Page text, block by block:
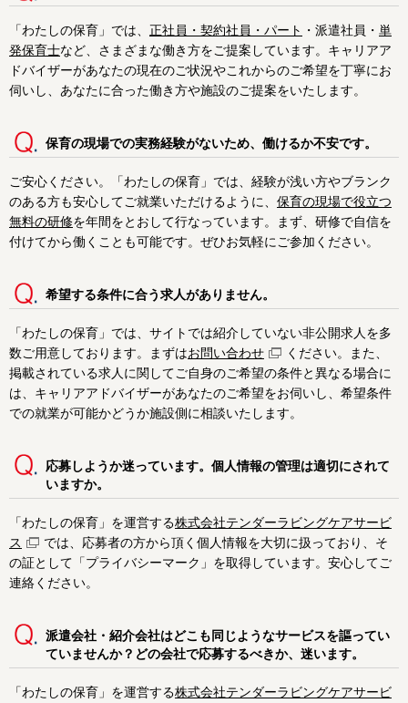
「わたしの保育」では、 正社員・契約社員・パート ・派遣社員・ 単
発保育士など、さまざまな働き方をご提案しています。キャリアア
ドバイザーがあなたの現在のご状況やこれからのご希望を丁寧にお
伺いし、あなたに合った働き方や施設のご提案をいたします。
保育の現場での実務経験がないため、働けるか不安です。
ご安心ください。「わたしの保育」では、経験が浅い方やブランク
のある方も安心してご就業いただけるように、 保育の現場で役立つ
無料の研修を年間をとおして行なっています。まず、研修で自信を
付けてから働くことも可能です。ぜひお気軽にご参加ください。
希望する条件に合う求人がありません。
「わたしの保育」では、サイトでは紹介していない非公開求人を多
数ご用意しております。まずはお問い合わせ
ください。また、
掲載されている求人に関してご自身のご希望の条件と異なる場合に
は、キャリアアドバイザーがあなたのご希望をお伺いし、希望条件
での就業が可能かどうか施設側に相談いたします。
応募しようか迷っています。個人情報の管理は適切にされて
いますか。
「わたしの保育」を運営する株式会社テンダーラビングケアサービ
ス
では、応募者の方から頂く個人情報を大切に扱っており、そ
の証として「プライバシーマーク」を取得しています。安心してご
連絡ください。
派遣会社・紹介会社はどこも同じようなサービスを謳ってい
ていませんか？どの会社で応募するべきか、迷います。
「わたしの保育」を運営する株式会社テンダーラビングケアサービ